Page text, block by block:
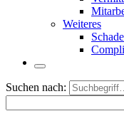
Weiteres
Suchen nach: